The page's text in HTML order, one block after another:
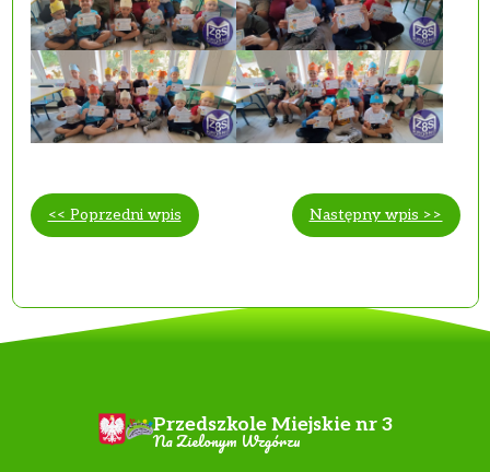
<< Poprzedni wpis Następny wpis >>
Przedszkole Miejskie nr 3
Na Zielonym Wzgórzu